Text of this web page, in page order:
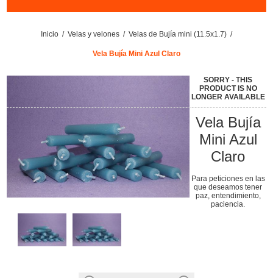
Inicio / Velas y velones / Velas de Bujía mini (11.5x1.7) /
Vela Bujía Mini Azul Claro
SORRY - THIS
PRODUCT IS NO
LONGER AVAILABLE
Vela Bujía
Mini Azul
Claro
Para peticiones en las
que deseamos tener
paz, entendimiento,
paciencia.